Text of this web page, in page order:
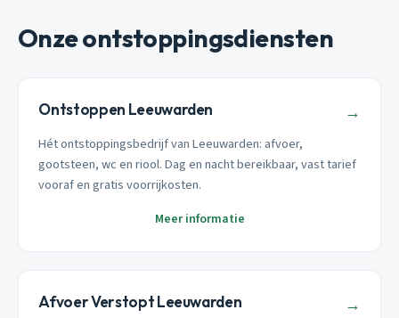
Onze ontstoppingsdiensten
Ontstoppen Leeuwarden →
Hét ontstoppingsbedrijf van Leeuwarden: afvoer,
gootsteen, wc en riool. Dag en nacht bereikbaar, vast tarief
vooraf en gratis voorrijkosten.
Meer informatie
Afvoer Verstopt Leeuwarden →